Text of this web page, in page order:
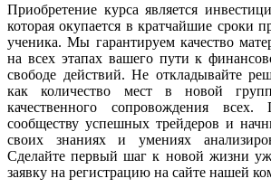
Приобретение курса является
которая окупается в кратчайшие сроки
ученика. Мы гарантируем качество
на всех этапах вашего пути к
свободе действий. Не откладывайте
как количество мест в новой
качественного сопровождения всех.
сообществу успешных трейдеров и
своих знаниях и умениях
Сделайте первый шаг к новой жизни
заявку на регистрацию на сайте нашей